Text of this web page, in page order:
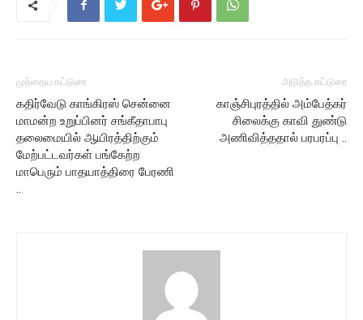
முந்தைய கட்டுரை
கதிர்வேடு காங்கிரஸ் சென்னை
மாமன்ற உறுப்பினர் சங்கீதாபாபு
தலைமையில் ஆயிரத்திற்கும்
மேற்பட்டவர்கள் பங்கேற்ற
மாபெரும் பாதயாத்திரை பேரணி
..
அடுத்த கட்டுரை
காஞ்சிபுரத்தில் அம்பேத்கர்
சிலைக்கு காவி துண்டு
அணிவித்ததால் பரபரப்பு ..